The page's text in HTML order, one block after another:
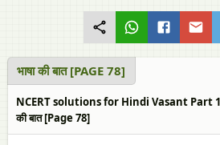
भाषा की बात [PAGE 78]
NCERT solutions for Hindi Vasant Part 1
की बात [Page 78]